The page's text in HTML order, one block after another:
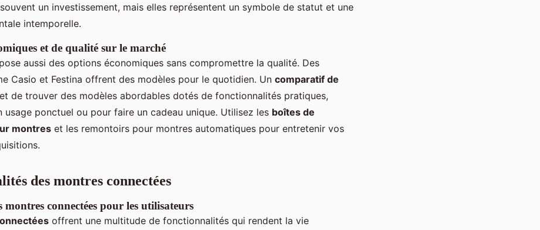
un investissement, mais elles représentent un symbole de statut et une
intemporelle.
et de qualité sur le marché
aussi des options économiques sans compromettre la qualité. Des
Casio et Festina offrent des modèles pour le quotidien. Un comparatif de
de trouver des modèles abordables dotés de fonctionnalités pratiques,
usage ponctuel ou pour faire un cadeau unique. Utilisez les boîtes de
montres et les remontoirs pour montres automatiques pour entretenir vos
des montres connectées
montres connectées pour les utilisateurs
offrent une multitude de fonctionnalités qui rendent la vie